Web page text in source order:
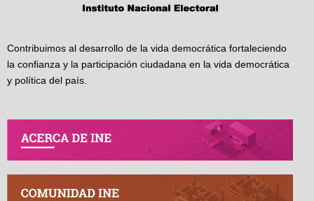
Contribuimos al desarrollo de la vida democrática fortaleciendo
la confianza y la participación ciudadana en la vida democrática
y política del país.